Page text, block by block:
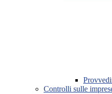
Controlli sulle